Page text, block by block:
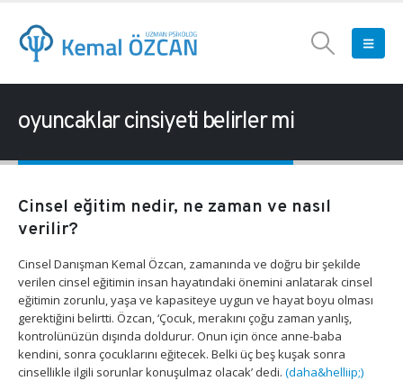
oyuncaklar cinsiyeti belirler mi
Cinsel eğitim nedir, ne zaman ve nasıl
verilir?
Cinsel Danışman Kemal Özcan, zamanında ve doğru bir şekilde
verilen cinsel eğitimin insan hayatındaki önemini anlatarak cinsel
eğitimin zorunlu, yaşa ve kapasiteye uygun ve hayat boyu olması
gerektiğini belirtti. Özcan, ‘Çocuk, merakını çoğu zaman yanlış,
kontrolünüzün dışında doldurur. Onun için önce anne-baba
kendini, sonra çocuklarını eğitecek. Belki üç beş kuşak sonra
cinsellikle ilgili sorunlar konuşulmaz olacak’ dedi. (daha&helliip;)